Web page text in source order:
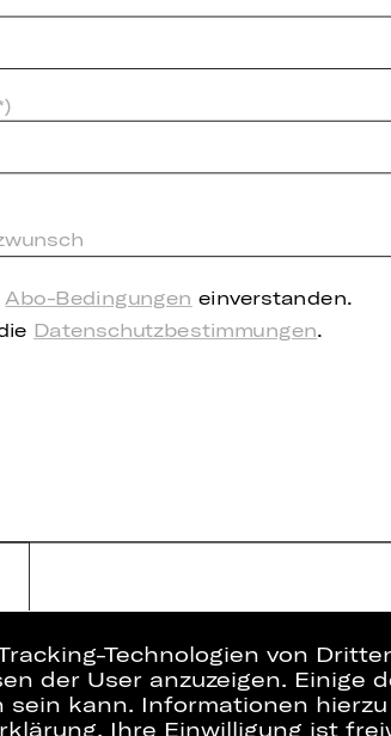
Abo-Bedingungen einverstanden.
Datenschutzbestimmungen.
Technologien von
der User anzuzeigen. Einige
kann. Informationen
Ihre Einwilligung ist